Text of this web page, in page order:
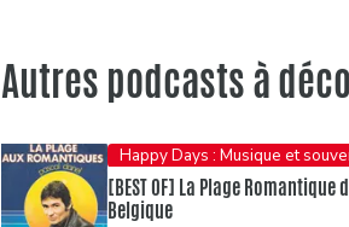
Autres podcasts à
Happy Days : Musique et
[BEST OF] La Plage
Belgique